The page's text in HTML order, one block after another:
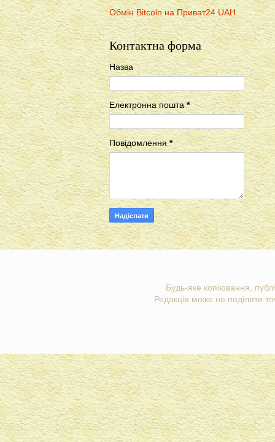
Обмін Bitcoin на Приват24 UAH
Контактна форма
Назва
Електронна пошта*
Повідомлення*
Будь-яке копіювання,
Редакція може не поділяти